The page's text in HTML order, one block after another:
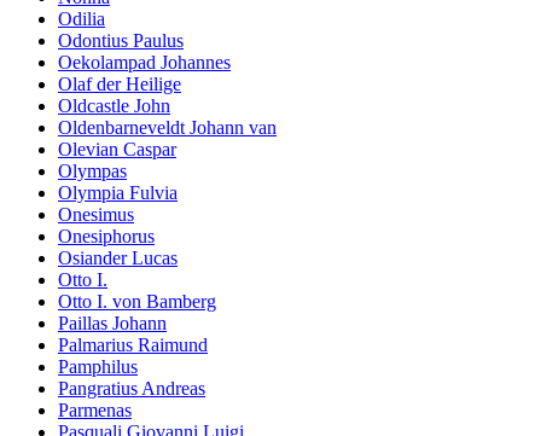
Odilia
Odontius Paulus
Oekolampad Johannes
Olaf der Heilige
Oldcastle John
Oldenbarneveldt Johann van
Olevian Caspar
Olympas
Olympia Fulvia
Onesimus
Onesiphorus
Osiander Lucas
Otto I.
Otto I. von Bamberg
Paillas Johann
Palmarius Raimund
Pamphilus
Pangratius Andreas
Parmenas